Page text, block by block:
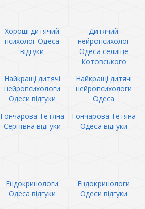
Хороші дитячий
психолог Одеса
відгуки
Дитячий
нейропсихолог
Одеса селище
Котовського
Найкращі дитячі
нейропсихологи
Одеси відгуки
Найкращі дитячі
нейропсихологи
Одеса
Гончарова Тетяна
Сергіївна відгуки
Гончарова Тетяна
Одеса відгуки
Ендокринологи
Одеса відгуки
Ендокринологи
Одеси відгуки